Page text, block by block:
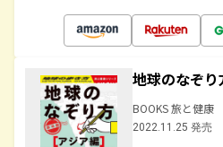
地球のなぞ
BOOKS 旅と健康
2022.11.25 発売